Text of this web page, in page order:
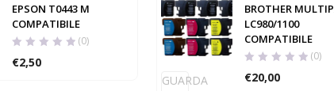
EPSON T0443 M
COMPATIBILE
(0)
€2,50
GUARDA
BROTHER
LC980/1100
COMPATIBILE
(0)
€20,00